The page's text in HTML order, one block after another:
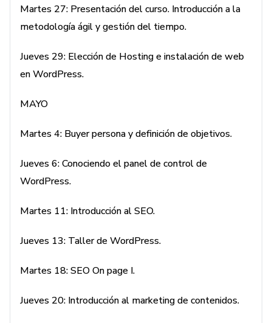
Martes 27: Presentación del curso. Introducción a la
metodología ágil y gestión del tiempo.
Jueves 29: Elección de Hosting e instalación de web
en WordPress.
MAYO
Martes 4: Buyer persona y definición de objetivos.
Jueves 6: Conociendo el panel de control de
WordPress.
Martes 11: Introducción al SEO.
Jueves 13: Taller de WordPress.
Martes 18: SEO On page I.
Jueves 20: Introducción al marketing de contenidos.